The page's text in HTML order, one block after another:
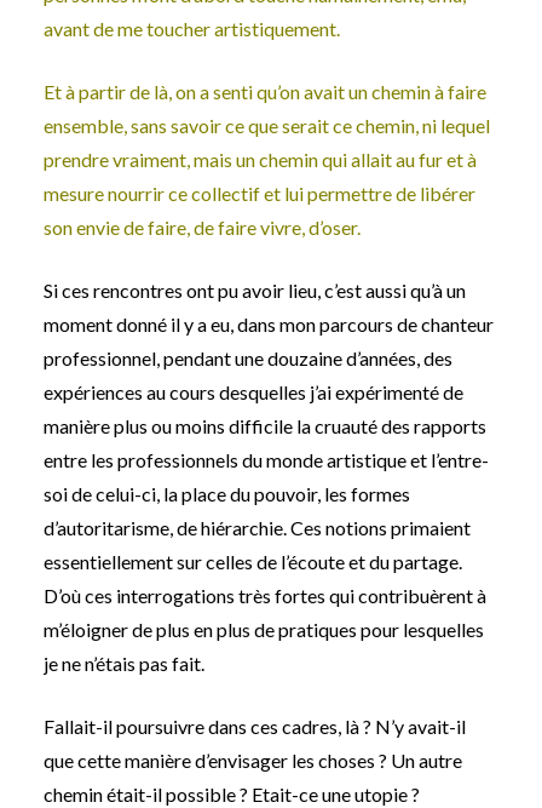
avant de me toucher artistiquement.
Et à partir de là, on a senti qu’on avait un chemin à faire
ensemble, sans savoir ce que serait ce chemin, ni lequel
prendre vraiment, mais un chemin qui allait au fur et à
mesure nourrir ce collectif et lui permettre de libérer
son envie de faire, de faire vivre, d’oser.
Si ces rencontres ont pu avoir lieu, c’est aussi qu’à un
moment donné il y a eu, dans mon parcours de chanteur
professionnel, pendant une douzaine d’années, des
expériences au cours desquelles j’ai expérimenté de
manière plus ou moins difficile la cruauté des rapports
entre les professionnels du monde artistique et l’entre-
soi de celui-ci, la place du pouvoir, les formes
d’autoritarisme, de hiérarchie. Ces notions primaient
essentiellement sur celles de l’écoute et du partage.
D’où ces interrogations très fortes qui contribuèrent à
m’éloigner de plus en plus de pratiques pour lesquelles
je ne n’étais pas fait.
Fallait-il poursuivre dans ces cadres, là ? N’y avait-il
que cette manière d’envisager les choses ? Un autre
chemin était-il possible ? Etait-ce une utopie ?